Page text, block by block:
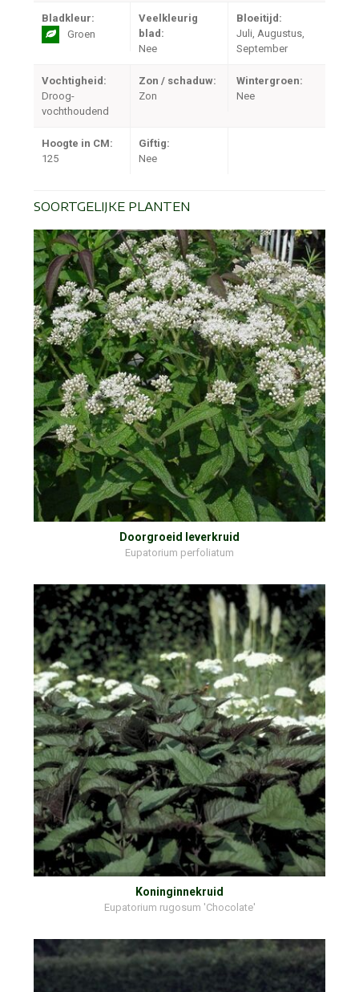
Bladkleur:
Groen
Veelkleurig
blad:
Nee
Bloeitijd:
Juli, Augustus,
September
Vochtigheid:
Droog-
vochthoudend
Zon / schaduw:
Zon
Wintergroen:
Nee
Hoogte in CM:
125
Giftig:
Nee
SOORTGELIJKE PLANTEN
Doorgroeid leverkruid
Eupatorium perfoliatum
Koninginnekruid
Eupatorium rugosum 'Chocolate'